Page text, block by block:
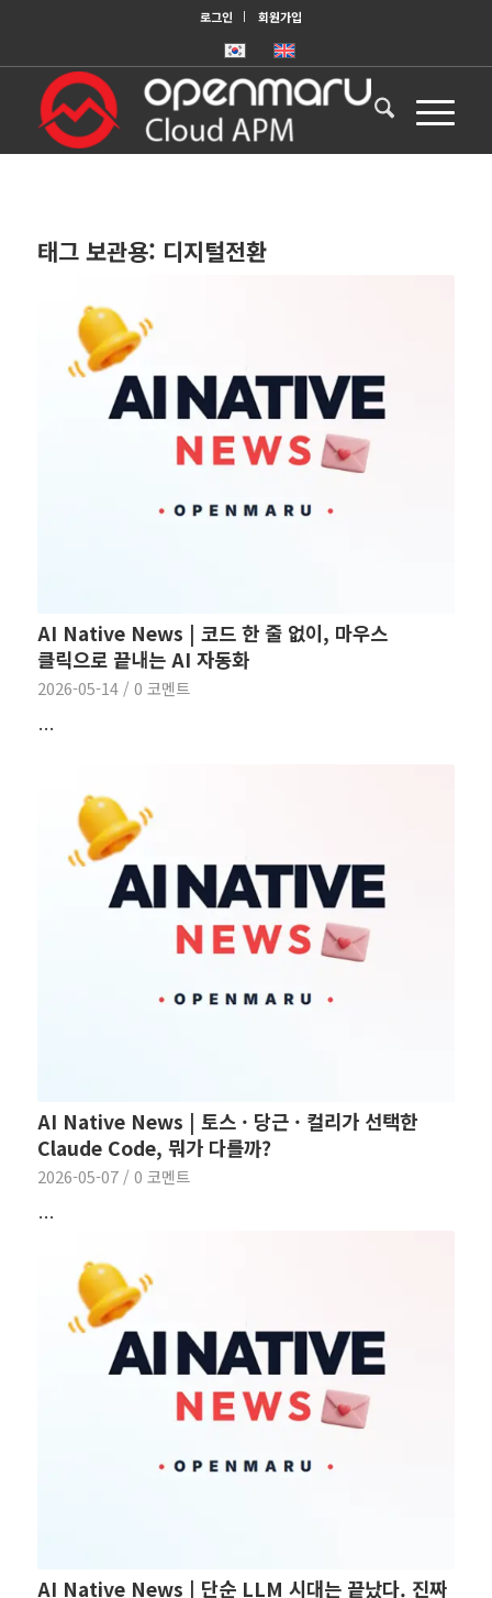
로그인 회원가입
태그 보관용: 디지털전환
AI Native News | 코드 한 줄 없이, 마우스
클릭으로 끝내는 AI 자동화
2026-05-14 / 0 코멘트
…
AI Native News | 토스 · 당근 · 컬리가 선택한
Claude Code, 뭐가 다를까?
2026-05-07 / 0 코멘트
…
AI Native News | 단순 LLM 시대는 끝났다. 진짜